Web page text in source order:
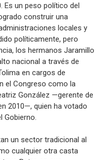
un peso político del
construir una
locales y
políticamente, pero
los hermanos Jaramillo
nacional a través de
en cargos de
el Congreso como la
González —gerente de
2010—, quien ha votado
Gobierno.
un sector tradicional al
cualquier otra casta